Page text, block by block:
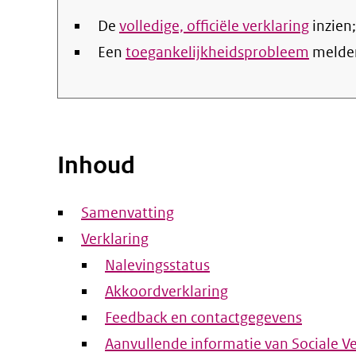
De volledige, officiële verklaring inzien;
Een toegankelijkheidsprobleem
Inhoud
Samenvatting
Verklaring
Nalevingsstatus
Akkoordverklaring
Feedback en contactgegevens
Aanvullende informatie van Sociale